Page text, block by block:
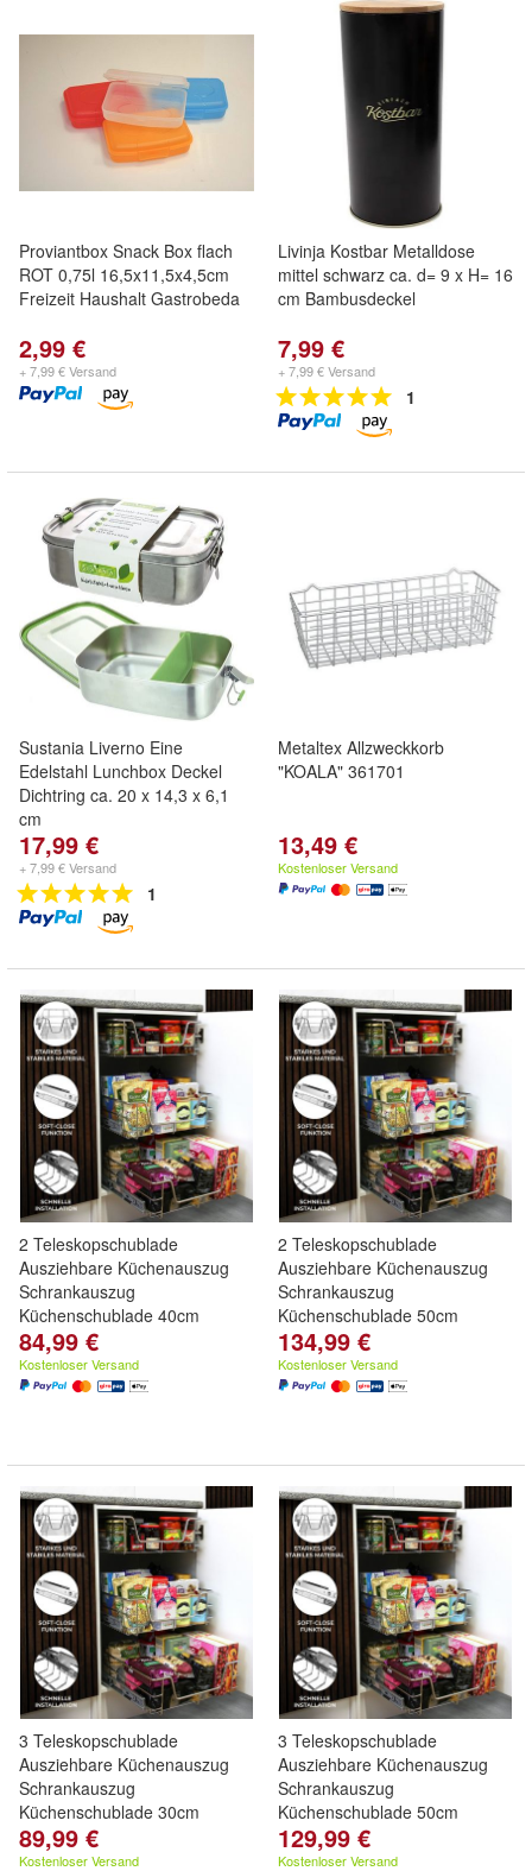
Proviantbox Snack Box flach
ROT 0,75l 16,5x11,5x4,5cm
Freizeit Haushalt Gastrobeda
2,99 €
+ 7,99 € Versand
Livinja Kostbar Metalldose
mittel schwarz ca. d= 9 x H= 16
cm Bambusdeckel
7,99 €
+ 7,99 € Versand
1
Sustania Liverno Eine
Edelstahl Lunchbox Deckel
Dichtring ca. 20 x 14,3 x 6,1
cm
17,99 €
+ 7,99 € Versand
1
Metaltex Allzweckkorb
"KOALA" 361701
13,49 €
Kostenloser Versand
2 Teleskopschublade
Ausziehbare Küchenauszug
Schrankauszug
Küchenschublade 40cm
84,99 €
Kostenloser Versand
2 Teleskopschublade
Ausziehbare Küchenauszug
Schrankauszug
Küchenschublade 50cm
134,99 €
Kostenloser Versand
3 Teleskopschublade
Ausziehbare Küchenauszug
Schrankauszug
Küchenschublade 30cm
89,99 €
Kostenloser Versand
3 Teleskopschublade
Ausziehbare Küchenauszug
Schrankauszug
Küchenschublade 50cm
129,99 €
Kostenloser Versand